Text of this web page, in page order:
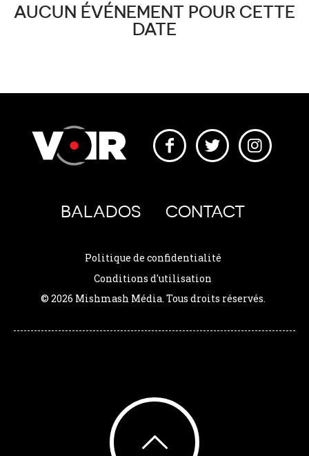
AUCUN ÉVÉNEMENT POUR CETTE
DATE
BALADOS CONTACT
Politique de confidentialité
Conditions d'utilisation
© 2026 Mishmash Média. Tous droits réservés.